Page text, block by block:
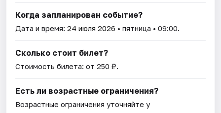
Когда запланирован событие?
Дата и время:24 июля 2026 • пятница • 09:00.
Сколько стоит билет?
Стоимость билета: от 250 ₽.
Есть ли возрастные ограничения?
Возрастные ограничения уточняйте у